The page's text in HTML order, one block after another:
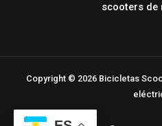
scooters de
Copyright © 2026 Bicicletas